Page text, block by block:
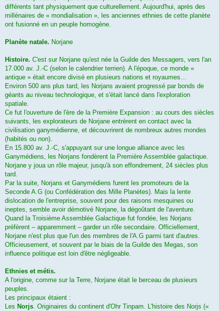
différents tant physiquement que culturellement. Aujourd'hui, après des
millénaires de « mondialisation », les anciennes ethnies de cette planète
ont fusionné en un peuple homogène.
Planète natale. Norjane
Histoire. C'est sur Norjane qu'est née la Guilde des Messagers, vers l'an
17.000 av. J.-C (selon le calendrier terrien). A l'époque, ce monde «
antique » était encore divisé en plusieurs nations et royaumes...
Environ 500 ans plus tard, les Norjans avaient progressé par bonds de
géants au niveau technologique, et s'était lancé dans l'exploration
spatiale.
Ce fut l'ouverture de l'ère de la Première Expansion : au cours des siècles
suivants, les explorateurs de Norjane entrèrent en contact avec la
civilisation ganymédienne, et découvrirent de nombreux autres mondes
(habités ou non).
En 15.800 av. J.-C, s'appuyant sur une longue alliance avec les
Ganymédiens, les Norjans fondèrent la Première Assemblée galactique.
Norjane y joua un rôle majeur, jusqu'à son effondrement, 24 siècles plus
tard.
Par la suite, Norjans et Ganymédiens furent les promoteurs de la
Seconde A.G (ou Confédération des Mille Planètes). Mais la lente
dislocation de l'entreprise, souvent pour des raisons mesquines ou
ineptes, semble avoir démotivé Norjane, la dégoûtant de l'aventure.
Quand la Troisième Assemblée Galactique fut fondée, les Norjans
préfèrent – apparemment – garder un rôle secondaire. Officiellement,
Norjane n'est plus que l'un des membres de l'A.G parmi tant d'autres.
Officieusement, et souvent par le biais de la Guilde des Megas, son
influence politique est loin d'être négligeable.
Ethnies et métis.
A l'origine, comme sur la Terre, Norjane était le berceau de plusieurs
peuples.
Les principaux étaient :
Les Norjs. Originaires du continent d'Ohr Tinpam. L'histoire des Norjs («